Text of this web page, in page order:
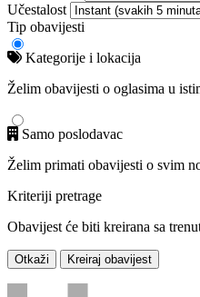
Učestalost
Tip obavijesti
Kategorije i lokacija
Želim obavijesti o oglasima u
Samo poslodavac
Želim primati obavijesti o svim
Kriteriji pretrage
Obavijest će biti kreirana sa
Otkaži Kreiraj obavijest